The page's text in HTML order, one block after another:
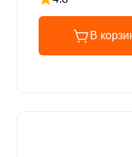
Рейтинг 4.8 из 5
В